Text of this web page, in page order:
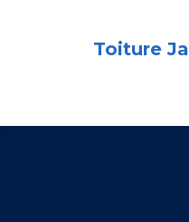
Toiture